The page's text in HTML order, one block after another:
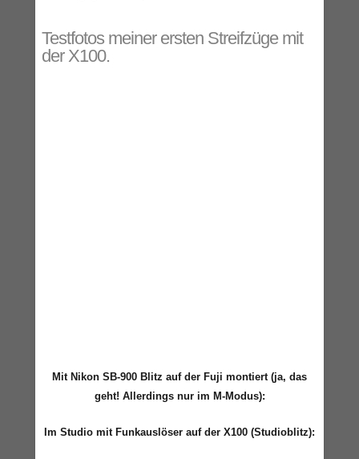
Testfotos meiner ersten Streifzüge mit
der X100.
Mit Nikon SB-900 Blitz auf der Fuji montiert (ja, das
geht! Allerdings nur im M-Modus):
Im Studio mit Funkauslöser auf der X100 (Studioblitz):